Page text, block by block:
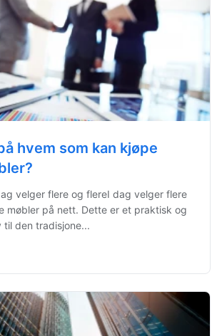
hvem som kan kjøpe
velger flere og flereI dag velger flere
møbler på nett. Dette er et praktisk og
til den tradisjone...